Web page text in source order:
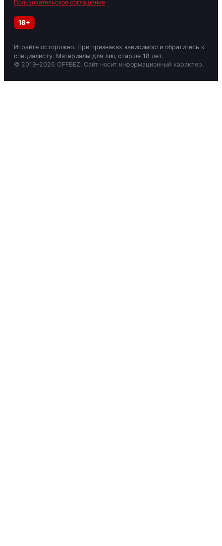
Пользовательское соглашение
18+
Играйте осторожно. При признаках зависимости обратитесь к
специалисту. Материалы для лиц старше 18 лет.
© 2019–2026 OFFBEZ. Сайт носит информационный характер.